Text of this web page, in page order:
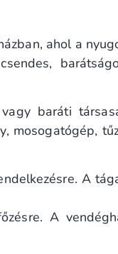
ahol a
baráti
mosogatógép,
A
A